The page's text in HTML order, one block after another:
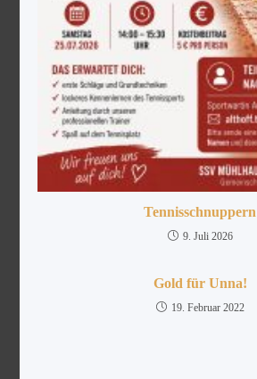
Tennisschnuppern
9. Juli 2026
Gold für Unna!
19. Februar 2022